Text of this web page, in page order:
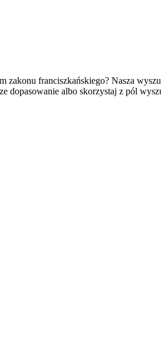
zakonu franciszkańskiego? Nasza
dopasowanie albo skorzystaj z pól